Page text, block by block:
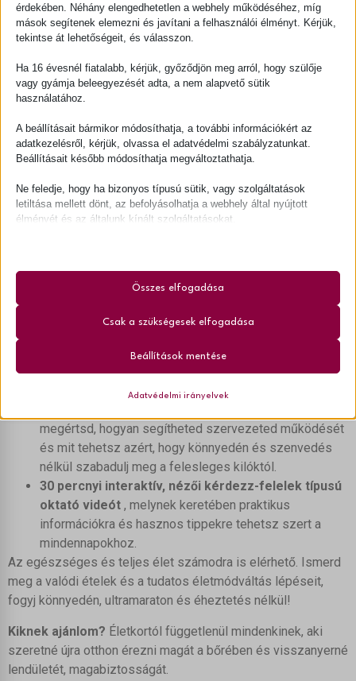
Kosárba teszem
A Könnyed fogyás webinár-felvétel a 2025. február 25-i
elérhetővé számodra.
Azok közé tartozol, akik már mindent kipróbáltak, mégsem
tudtak soha tartósan lefogyni? Évek óta cipeled magadon a
bánatkilókat és nem emlékszel, mikor láttad a lábad ujját
utoljára? Nehézséget jelent a mozgás, kikészülsz a nagy
A Könnyed fogyás webinár-felvétel segítségével új irányt
vehet az életed és megtudhatod, mit tehetsz
azért, hogy egészséges és teljes életet élhess.
A webinár tartalmaz:
60 percnyi gondolatébresztő és információgazdag
megértsd, hogyan segítheted szervezeted működését
és mit tehetsz azért, hogy könnyedén és szenvedés
nélkül szabadulj meg a felesleges kilóktól.
30 percnyi interaktív, nézői kérdezz-felelek típusú
oktató videót , melynek keretében praktikus
információkra és hasznos tippekre tehetsz szert a
mindennapokhoz.
Az egészséges és teljes élet számodra is elérhető. Ismerd
meg a valódi ételek és a tudatos életmódváltás lépéseit,
fogyj könnyedén, ultramaraton és éheztetés nélkül!
Kiknek ajánlom? Életkortól függetlenül mindenkinek, aki
szeretné újra otthon érezni magát a bőrében és visszanyerné
lendületét, magabiztosságát.
érdekében. Néhány elengedhetetlen a webhely működéséhez, míg
mások segítenek elemezni és javítani a felhasználói élményt. Kérjük,
tekintse át lehetőségeit, és válasszon.
Ha 16 évesnél fiatalabb, kérjük, győződjön meg arról, hogy szülője
vagy gyámja beleegyezését adta, a nem alapvető sütik
használatához.
A beállításait bármikor módosíthatja, a további információkért az
adatkezelésről, kérjük, olvassa el adatvédelmi szabályzatunkat.
Beállításait később módosíthatja megváltoztathatja.
Ne feledje, hogy ha bizonyos típusú sütik, vagy szolgáltatások
letiltása mellett dönt, az befolyásolhatja a webhely által nyújtott
élményét és az általunk kínált szolgáltatásokat.
Az alapvető sütik és szolgáltatások biztosítják az oldal megfelelő
működéséhez. Ezek a sütik és szolgáltatások a GDPR szerint nem
Részletek megjelenítése
_vis_opt_s
_vis_opt_test_cookie
optiMonkSession
PHPSESSID
pys_session_entry_referrer
pys_session_limit
pys_start_session
woocommerce_cart_hash
woocommerce_items_in_cart
wordpress_logged_in_*
wordpress_test_cookie
wp_lang
A statisztikai sütik és szolgáltatások felhasználási információkat
_clsk
_ga
_ga_*
_mhanalytics
ajs_anonymous_id
circle_last_login_method_345876
circle_pending_login_method_345876
pys_first_visit
pys_landing_page
Marketing
A marketing szolgáltatásokat harmadik fél hirdetői vagy kiadói
használják személyre szabott hirdetések megjelenítésére. Ezt a
látogatók nyomon követésével teszik meg különböző
weboldalakon.
Részletek megjelenítése
_clck
_fbc
_fbp
_gcl_aw
_gcl_gs
Egyéb szolgáltatások
Ez a kategória minden olyan sütit, domaint és szolgáltatást
magában foglal, amelyek nem tartoznak a megadott kategóriákba,
vagy amelyeket nem kategorizáltak.
_vwo_ds
_vwo_sn
_vwo_uuid
Összes elfogadása
Csak a szükségesek elfogadása
Beállítások mentése
Adatvédelmi irányelvek